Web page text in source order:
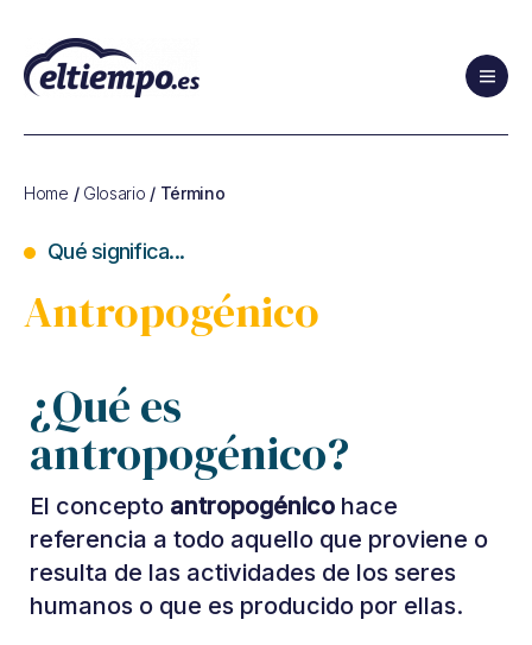
de
Climático
de
Home / Glosario / Término
Qué significa...
Antropogénico
¿Qué es
antropogénico?
El concepto antropogénicohace
referencia a todo aquello que proviene o
resulta de las actividades de los seres
humanos o que es producido por ellas.